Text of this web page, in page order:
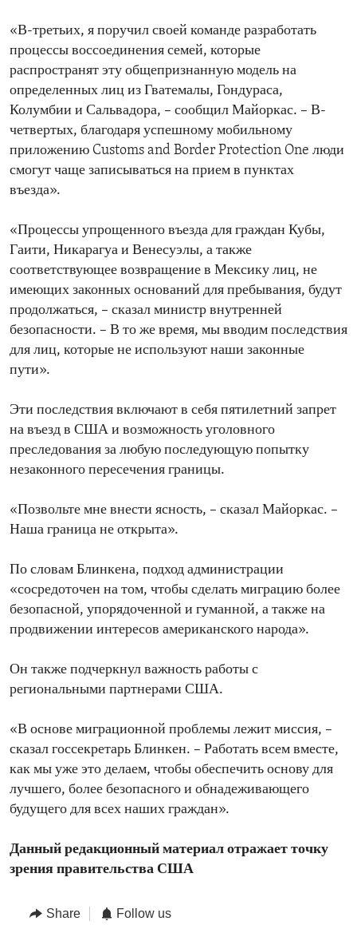
«В-третьих, я поручил своей команде разработать
процессы воссоединения семей, которые
распространят эту общепризнанную модель на
определенных лиц из Гватемалы, Гондураса,
Колумбии и Сальвадора, – сообщил Майоркас. – В-
четвертых, благодаря успешному мобильному
приложению Customs and Border Protection One люди
смогут чаще записываться на прием в пунктах
въезда».
«Процессы упрощенного въезда для граждан Кубы,
Гаити, Никарагуа и Венесуэлы, а также
соответствующее возвращение в Мексику лиц, не
имеющих законных оснований для пребывания, будут
продолжаться, – сказал министр внутренней
безопасности. – В то же время, мы вводим последствия
для лиц, которые не используют наши законные
пути».
Эти последствия включают в себя пятилетний запрет
на въезд в США и возможность уголовного
преследования за любую последующую попытку
незаконного пересечения границы.
«Позвольте мне внести ясность, – сказал Майоркас. –
Наша граница не открыта».
По словам Блинкена, подход администрации
«сосредоточен на том, чтобы сделать миграцию более
безопасной, упорядоченной и гуманной, а также на
продвижении интересов американского народа».
Он также подчеркнул важность работы с
региональными партнерами США.
«В основе миграционной проблемы лежит миссия, –
сказал госсекретарь Блинкен. – Работать всем вместе,
как мы уже это делаем, чтобы обеспечить основу для
лучшего, более безопасного и обнадеживающего
будущего для всех наших граждан».
Данный редакционный материал отражает точку
зрения правительства США
Share Follow us